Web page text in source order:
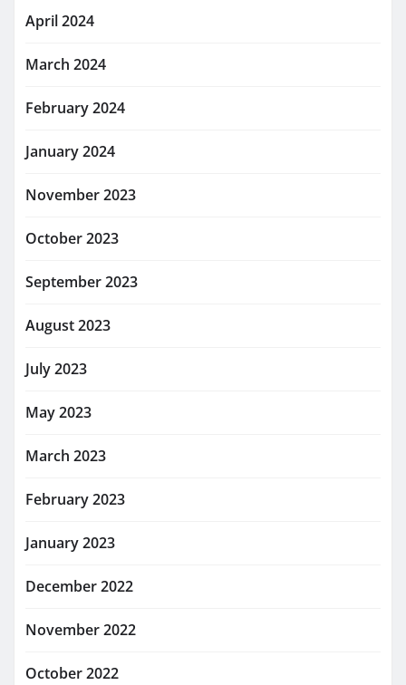
April 2024
March 2024
February 2024
January 2024
November 2023
October 2023
September 2023
August 2023
July 2023
May 2023
March 2023
February 2023
January 2023
December 2022
November 2022
October 2022